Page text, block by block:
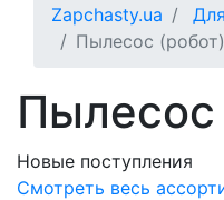
Zapchasty.ua
Пылесос (робот)
Пылесос
Новые поступления
Смотреть весь